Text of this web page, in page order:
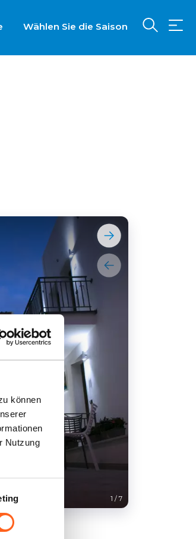
können
Nutzung
Wählen Sie die Saison
1 / 7